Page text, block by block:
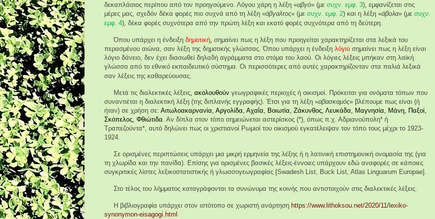
δεκαπλάσιος περίπου από τον προηγούμενο. Λόγου χάρη η λέξη «αβγό» (με συχν. εμφ. 3), εμφανίζεται στις
μέρες μας, σχεδόν δέκα φορές πιο συχνά από τη λέξη «άβγαλτος» (με συχν. εμφ. 2) και η λέξη «άβολα» (με συχν.
εμφ. 4), δέκα φορές συχνότερα από την πρώτη λέξη και εκατό φορές συχνότερα από τη δεύτερη.
Όπου υπάρχει η ένδειξη δημοτική, σημαίνει πως η λέξη που προηγείται χαρακτηρίζεται στα λεξικά του
περασμένου αιώνα, σαν λέξη της δημοτικής γλώσσας. Όπου υπάρχει η ένδειξη λόγιο σημαίνει πως η λέξη είναι
λόγιο δάνειο, δεν έχει διασωθεί δηλαδή αγράμματα στο στόμα του λαού. Οι λόγιες λέξεις μπήκαν στη λαϊκή
γλώσσα από το εθνικό εκπαιδευτικό σύστημα. Οι περισσότερες από αυτές χαρακτηρίζονταν στα παλιά λεξικά
σαν λέξεις της καθαρεύουσας.
Μετά τις διαλεκτικές λέξεις, ακολουθούν γεωγραφικές περιοχές ή οικισμοί. Πρόκειται για ονόματα τόπων που
συναντιέται η διαλεκτική λέξη (της διπλανής εγγραφής). Έτσι για τη λέξη «αβασκαμός» βλέπουμε πως είναι (ή
ήταν) σε χρήση σε: Αιτωλοακαρνανία, Αργολίδα, Αχαΐα, Βοιωτία, Ζάκυνθος, Λευκάδα, Μαγνησία, Μάνη, Παξοί,
Σκόπελος, Φθιώτιδα . Αν δίπλα στον τόπο σημειώνεται αστερίσκος (*), όπως π.χ. Αδριανούπολη* ή
Τραπεζούντα*, αυτό δηλώνει πως οι χριστιανοί Ρωμιοί του οικισμού εγκατέλειψαν τον τόπο τους μέχρι το 1923-
1924.
Σε ορισμένες περιπτώσεις υπάρχει μια μικρή ερμηνεία της λέξης ή η λατινική επιστημονική ονομασία της (για
τη χλωρίδα και την πανίδα). Επίσης για ορισμένες βασικές λέξεις-έννοιες υπάρχουν εδώ αναφορές σε κάποιες
συγκριτικές λίστες λεξικοστατιστικής ή γλωσσογεωγραφίας [Swadesh List , Buck List, Atlas Linguarum Europae].
Στο τέλος του λήμματος καταγράφονται τα συνώνυμα της κοινής που αντιστοιχούν στις διαλεκτικές λέξεις.
Η βιβλιογραφία υπάρχει στον ιστότοπο σε χωριστή ανάρτηση https://www.lithoksou.net/2020/11/lexiko-
synonymon-eisagogi.html